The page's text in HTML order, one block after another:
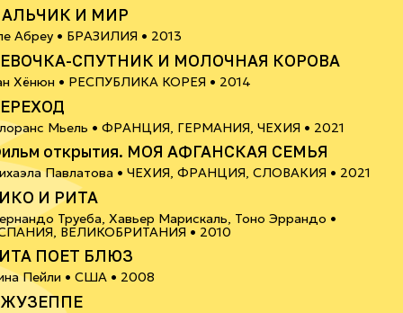
И МИР
Абреу • БРАЗИЛИЯ • 2013
СПУТНИК И МОЛОЧНАЯ КОРОВА
Хёнюн • РЕСПУБЛИКА КОРЕЯ • 2014
Мьель • ФРАНЦИЯ, ГЕРМАНИЯ, ЧЕХИЯ • 2021
открытия. МОЯ АФГАНСКАЯ СЕМЬЯ
Павлатова • ЧЕХИЯ, ФРАНЦИЯ, СЛОВАКИЯ • 2021
16+
И РИТА
Труеба, Хавьер Марискаль, Тоно Эррандо •
ВЕЛИКОБРИТАНИЯ • 2010
ПОЕТ БЛЮЗ
Пейли • США • 2008